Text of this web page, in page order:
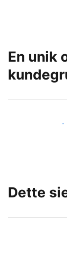
En unik
Nå ut til nye
Dette
Gjør som